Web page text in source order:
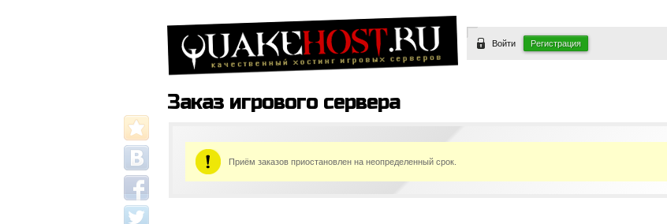
Войти Регистрация
Заказ игрового сервера
Приём заказов приостановлен на неопределенный срок.